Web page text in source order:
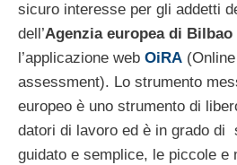
sicuro interesse per gli addetti
dell’Agenzia europea di Bilbao
l’applicazione web OiRA
assessment). Lo strumento
europeo è uno strumento di
datori di lavoro ed è in grado di
guidato e semplice, le piccole e